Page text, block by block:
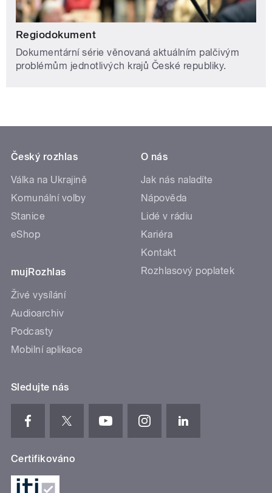
Regiodokument
Dokumentární série věnovaná aktuálním palčivým
problémům jednotlivých krajů České republiky.
Český rozhlas
Válka na Ukrajině
Komunální volby
Stanice
eShop
mujRozhlas
Živé vysílání
Audioarchiv
Podcasty
Mobilní aplikace
O nás
Jak nás naladíte
Nápověda
Lidé v rádiu
Kariéra
Kontakt
Rozhlasový poplatek
Sledujte nás
Certifikováno